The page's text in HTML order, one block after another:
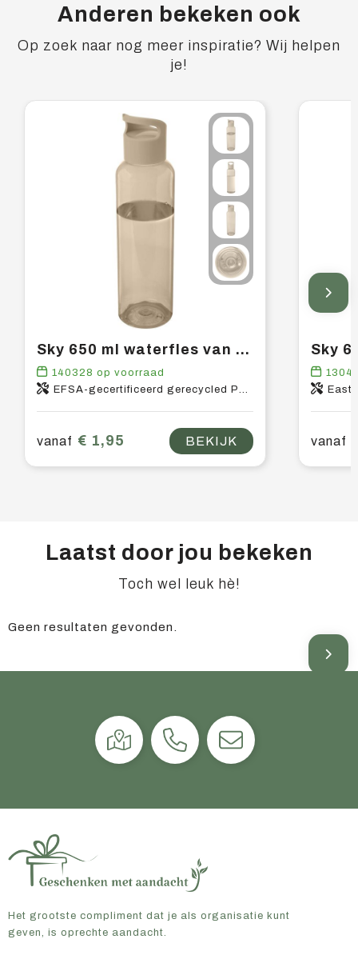
Anderen bekeken ook
Op zoek naar nog meer inspiratie? Wij helpen
je!
Sky 650 ml waterfles van gerecycled plastic
140328 op voorraad
EFSA-gecertificeerd gerecycled PET-kunststof, PP-kunststof
vanaf € 1,95 BEKIJK vanaf
Laatst door jou bekeken
Toch wel leuk hè!
Geen resultaten gevonden.
Het grootste compliment dat je als organisatie kunt
geven, is oprechte aandacht.